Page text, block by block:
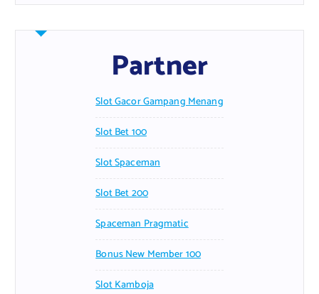
Partner
Slot Gacor Gampang Menang
Slot Bet 100
Slot Spaceman
Slot Bet 200
Spaceman Pragmatic
Bonus New Member 100
Slot Kamboja